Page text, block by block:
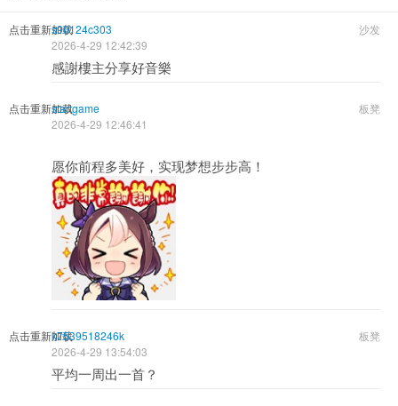
点击重新加载 沙发
s90124c303
2026-4-29 12:42:39
感謝樓主分享好音樂
点击重新加载 板凳
startgame
2026-4-29 12:46:41
愿你前程多美好，实现梦想步步高！
点击重新加载 板凳
k7539518246k
2026-4-29 13:54:03
平均一周出一首？